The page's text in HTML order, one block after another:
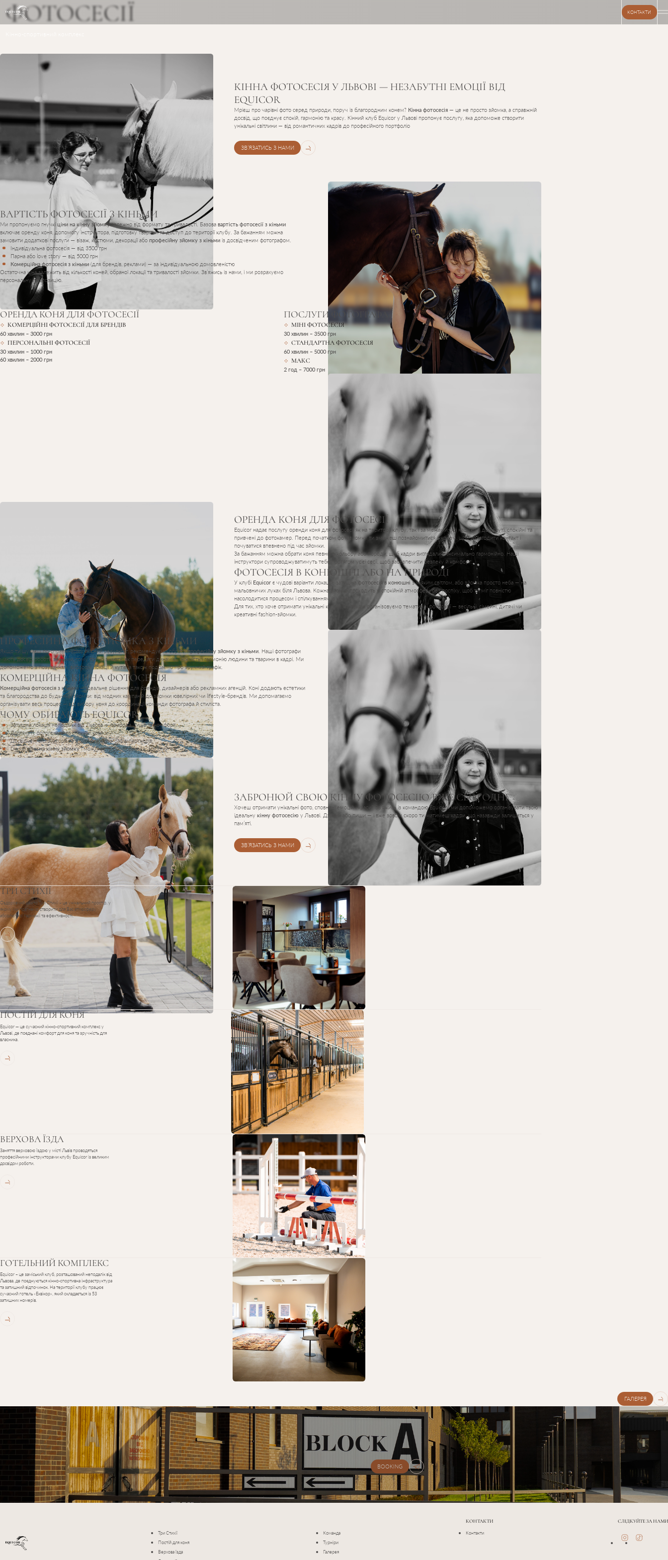
КОНТАКТИ
ФОТОСЕСІЇ
КІННА ФОТОСЕСІЯ У ЛЬВОВІ — НЕЗАБУТНІ ЕМОЦІЇ ВІД
EQUICOR
Мрієш про чарівні фото серед природи, поруч із благородним конем? Кінна фотосесія — це не просто зйомка, а справжній
досвід, що поєднує спокій, гармонію та красу. Кінний клуб Equicor у Львові пропонує послугу, яка допоможе створити
унікальні світлини — від романтичних кадрів до професійного портфоліо
ЗВ’ЯЗАТИСЬ З НАМИ
ВАРТІСТЬ ФОТОСЕСІЇ З КІНЬМИ
Ми пропонуємо гнучкі ціни на кінну зйомкузалежно від формату та тривалості. Базова вартість фотосесії з кіньми
включає оренду коня, допомогу інструктора, підготовку тварини та доступ до території клубу. За бажанням можна
замовити додаткові послуги — візаж, костюми, декорації або професійну зйомку з кіньми із досвідченим фотографом.
Індивідуальна фотосесія — від 3500 грн
Парна або love story — від 5000 грн
Комерційна фотосесія з кіньми (для брендів, реклами) — за індивідуальною домовленістю
Остаточна ціна залежить від кількості коней, обраної локації та тривалості зйомки. Зв’яжись із нами, і ми розрахуємо
персональну пропозицію.
ОРЕНДА КОНЯ ДЛЯ ФОТОСЕСІЇ
КОМЕРЦІЙНІ ФОТОСЕСІЇ ДЛЯ БРЕНДІВ
60 хвилин – 3000 грн
ПЕРСОНАЛЬНІ ФОТОСЕСІЇ
30 хвилин – 1000 грн
60 хвилин – 2000 грн
ПОСЛУГИ ФОТОГРАФА
МІНІ ФОТОСЕСІЯ
30 хвилин – 3500 грн
СТАНДАРТНА ФОТОСЕСІЯ
60 хвилин – 5000 грн
МАКС
2 год – 7000 грн
ОРЕНДА КОНЯ ДЛЯ ФОТОСЕСІЇ
Equicor надає послугу оренди коня для фотосесії як на території клубу, так і за межами. Усі наші коні доглянуті, спокійні та
привчені до фотокамер. Перед початком фотозйомки ти зможеш познайомитися з конем, щоб налагодити контакт і
почуватися впевнено під час зйомки.
За бажанням можна обрати коня певного кольору або породи, щоб кадри виглядали максимально гармонійно. Наші
інструктори супроводжуватимуть тебе протягом усієї сесії, щоб забезпечити безпеку й комфорт.
ФОТОСЕСІЯ В КОНЮШНІ АБО НА ПРИРОДІ
У клубі Equicor є чудові варіанти локацій: затишна фотосесія в конюшніз м’яким світлом, або зйомка просто неба — на
мальовничих луках біля Львова. Кожна зйомка проходить у спокійній атмосфері, без поспіху, щоб ти міг повністю
насолодитися процесом і спілкуванням із конем.
Для тих, хто хоче отримати унікальні кадри, ми також організовуємо тематичні фотосесії — весільні, сімейні, дитячі чи
креативні fashion-зйомки.
ПРОФЕСІЙНА ФОТОЗЙОМКА З КІНЬМИ
Якщо ти шукаєш по-справжньому якісний результат, рекомендуємо обратипрофесійну зйомку з кіньми . Наші фотографи
мають досвід роботи з кіньми, тому точно знають, як передати динаміку, ніжність і гармонію людини та тварини в кадрі. Ми
допоможемо з позуванням, вибором локації й кутів, а також подбаємо про зручний графік.
КОМЕРЦІЙНА КІННА ФОТОСЕСІЯ
Комерційна фотосесія з кіньми— ідеальне рішення для брендів, дизайнерів або рекламних агенцій. Коні додають естетики
та благородства до будь-якої зйомки: від модних кампаній до зйомки ювелірних чи lifestyle-брендів. Ми допомагаємо
організувати весь процес — від вибору коня до координації команди фотографа й стиліста.
ЧОМУ ОБИРАЮТЬ EQUICOR
Затишна локація неподалік від Львова — природа, тиша та комфорт.
Доглянуті, фотогенічні та спокійні коні.
Досвідчені інструктори та допомога фотографів-партнерів.
Гнучкіціни на кінну зйомкуі можливість бронювання у зручний час.
ЗАБРОНЮЙ СВОЮ КІННУ ФОТОСЕСІЮ ВЖЕ СЬОГОДНІ
Хочеш отримати унікальні фото, сповнені емоцій і краси? Зв’яжись із командою Equicor і ми допоможемо організувати твою
ідеальнукінну фотосесію у Львові. Дзвони або пиши — і вже зовсім скоро ти матимеш кадри, що назавжди залишаться у
пам’яті.
ЗВ’ЯЗАТИСЬ З НАМИ
ТРИ СТИХІЇ
Оздоровчий центр Три Стихії – це унікальний простір, у
якому ми прагнемо створити для Вас атмосферу
абсолютної гармонії та ефективності.
ПОСТІЙДЛЯКОНЯ
Equicor — це сучасний кінно-спортивний комплекс у
Львові, де поєднані комфорт для коня та зручність для
власника.
ВЕРХОВА ЇЗДА
Заняття верховою їздою у місті Львів проводяться
професійними інструкторами клубу Equicor із великим
досвідом роботи.
ГОТЕЛЬНИЙ КОМПЛЕКС
Equicor – це заміський клуб, розташований неподалік від
Львова, де поєднуються кінно-спортивна інфраструктура
та затишний відпочинок. На території клубу працює
сучасний готель «Еквікор», який складається із 53
затишних номерів.
ГАЛЕРЕЯ
ЗВ’ЯЖІТЬСЯ З НАМИ
+38 (077) 0778870 kskequicor@gmail.com BOOKING
Три Стихії
Постій для коня
Верхова їзда
Команда
Турніри
Галерея
КОНТАКТИ
Контакти
СЛІДКУЙТЕ ЗА НАМИ